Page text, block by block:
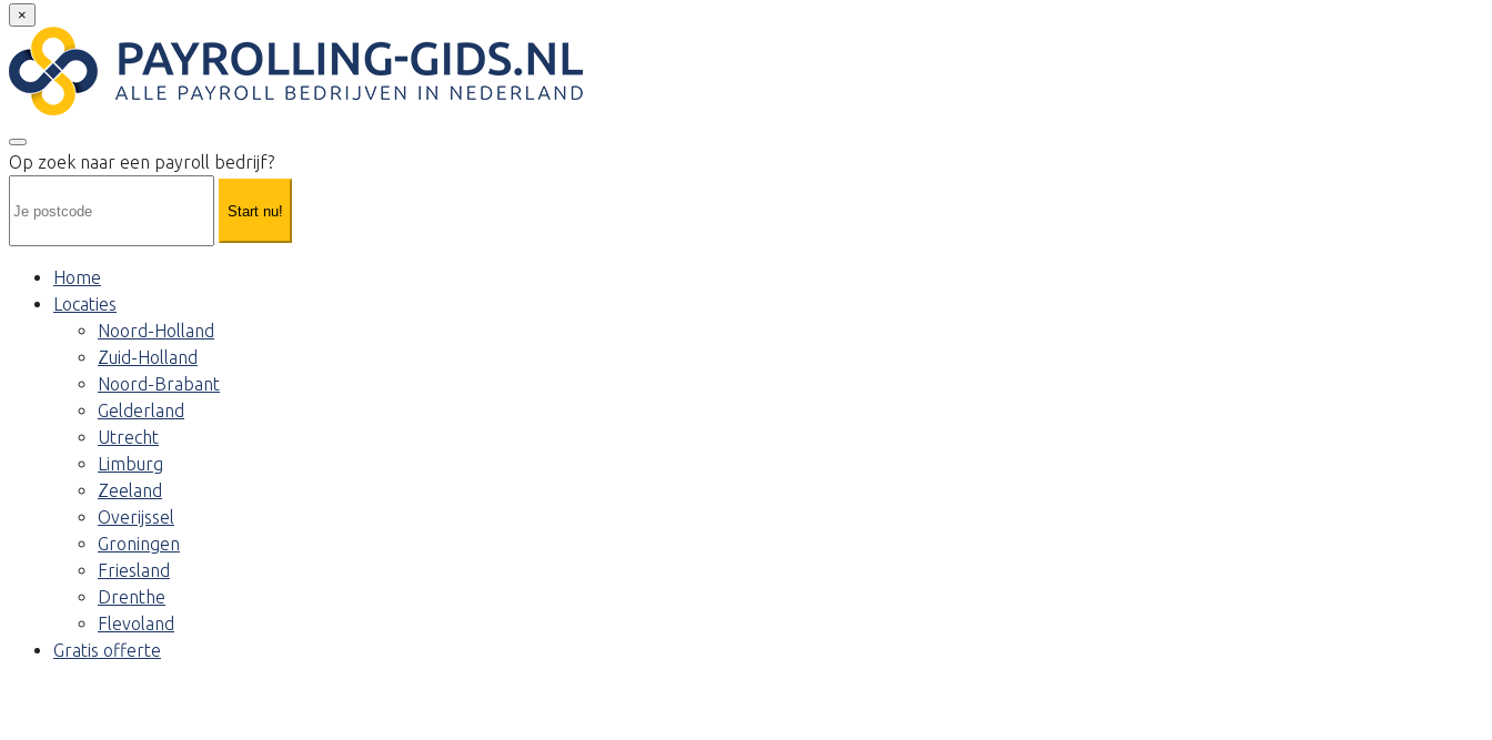
×
Op zoek naar een payroll bedrijf?
Start nu!
Home
Locaties
Noord-Holland
Zuid-Holland
Noord-Brabant
Gelderland
Utrecht
Limburg
Zeeland
Overijssel
Groningen
Friesland
Drenthe
Flevoland
Gratis offerte